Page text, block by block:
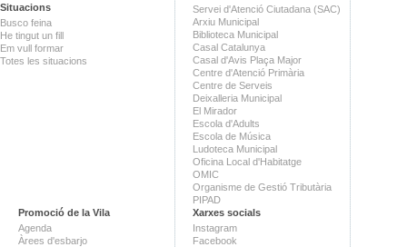
Situacions
Busco feina
He tingut un fill
Em vull formar
Totes les situacions
Servei d'Atenció Ciutadana (SAC)
Arxiu Municipal
Biblioteca Municipal
Casal Catalunya
Casal d'Avis Plaça Major
Centre d'Atenció Primària
Centre de Serveis
Deixalleria Municipal
El Mirador
Escola d'Adults
Escola de Música
Ludoteca Municipal
Oficina Local d'Habitatge
OMIC
Organisme de Gestió Tributària
PIPAD
Promoció de la Vila
Agenda
Àrees d'esbarjo
Xarxes socials
Instagram
Facebook